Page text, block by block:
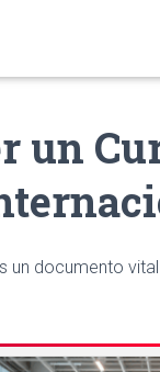
un
un documento